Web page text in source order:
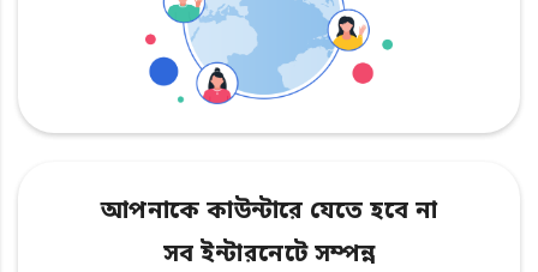
আপনাকে কাউন্টারে যেতে হবে না
সব ইন্টারনেটে সম্পন্ন